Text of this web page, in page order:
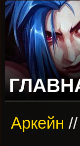
Аркейн //